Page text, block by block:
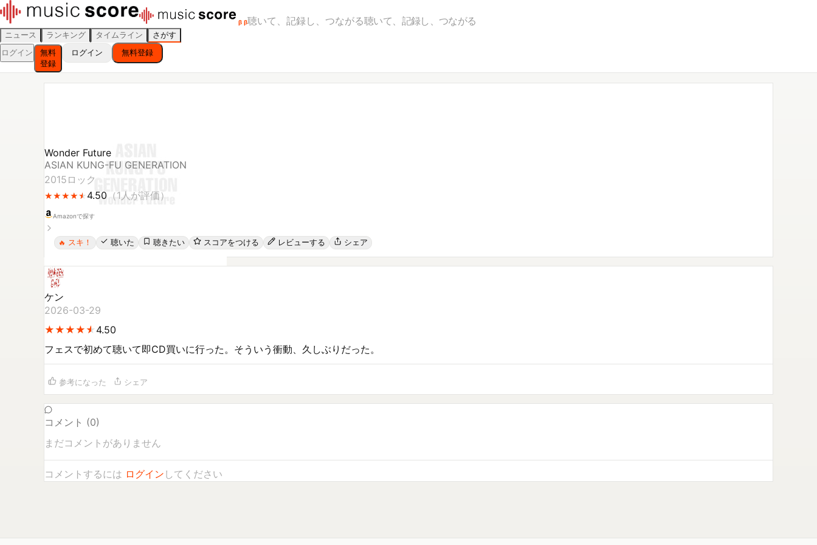
β β聴いて、記録し、つながる聴いて、記録し、つながる
ニュース ランキング タイムライン
さがす
ログイン
無料
登録
ログイン 無料登録
Wonder Future
ASIAN KUNG-FU GENERATION
2015 ロック
★
★★
★★
★★
★★
★ 4.50 （1 人が評価）
Amazonで探す
🔥 スキ！ 聴いた 聴きたい スコアをつける レビューする シェア
ケン
2026-03-29
★
★★
★★
★★
★★
★ 4.50
フェスで初めて聴いて即CD買いに行った。そういう衝動、久しぶりだった。
参考になった シェア
コメント (0)
まだコメントがありません
コメントするには ログイン してください